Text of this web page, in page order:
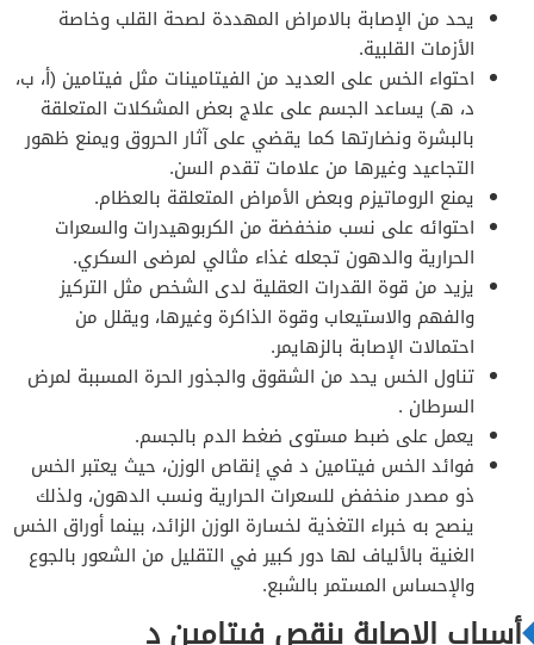
يحد من الإصابة بالامراض المهددة لصحة القلب وخاصة
الأزمات القلبية.
احتواء الخس على العديد من الفيتامينات مثل فيتامين (أ، ب،
د، هـ) يساعد الجسم على علاج بعض المشكلات المتعلقة
بالبشرة ونضارتها كما يقضي على آثار الحروق ويمنع ظهور
التجاعيد وغيرها من علامات تقدم السن.
يمنع الروماتيزم وبعض الأمراض المتعلقة بالعظام.
احتوائه على نسب منخفضة من الكربوهيدرات والسعرات
الحرارية والدهون تجعله غذاء مثالي لمرضى السكري.
يزيد من قوة القدرات العقلية لدى الشخص مثل التركيز
والفهم والاستيعاب وقوة الذاكرة وغيرها، ويقلل من
احتمالات الإصابة بالزهايمر.
تناول الخس يحد من الشقوق والجذور الحرة المسببة لمرض
السرطان .
يعمل على ضبط مستوى ضغط الدم بالجسم.
فوائد الخس فيتامين د في إنقاص الوزن، حيث يعتبر الخس
ذو مصدر منخفض للسعرات الحرارية ونسب الدهون، ولذلك
ينصح به خبراء التغذية لخسارة الوزن الزائد، بينما أوراق الخس
الغنية بالألياف لها دور كبير في التقليل من الشعور بالجوع
والإحساس المستمر بالشبع.
أسباب الإصابة بنقص فيتامين د